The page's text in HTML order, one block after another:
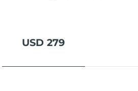
USD 279